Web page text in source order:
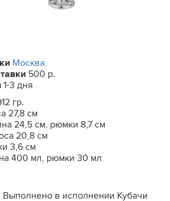
Москва
500 р.
1-3 дня
гр.
27,8 см
24,5 см, рюмки 8,7 см
20,8 см
3,6 см
400 мл, рюмки 30 мл
в исполнении Кубачи